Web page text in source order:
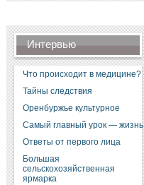
Интервью
Что происходит в медицине?
Тайны следствия
Оренбуржье культурное
Самый главный урок — жизнь
Ответы от первого лица
Большая
сельскохозяйственная
ярмарка